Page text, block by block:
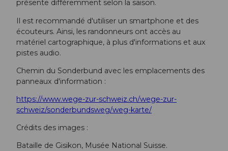
présente différemment selon la saison.
Il est recommandé d'utiliser un smartphone et des
écouteurs. Ainsi, les randonneurs ont accès au
matériel cartographique, à plus d'informations et aux
pistes audio.
Chemin du Sonderbund avec les emplacements des
panneaux d'information :
https://www.wege-zur-schweiz.ch/wege-zur-
schweiz/sonderbundsweg/weg-karte/
Crédits des images :
Bataille de Gisikon, Musée National Suisse.